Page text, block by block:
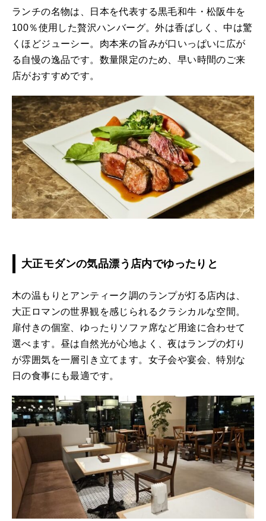
ランチの名物は、日本を代表する黒毛和牛・松阪牛を
100％使用した贅沢ハンバーグ。外は香ばしく、中は驚
くほどジューシー。肉本来の旨みが口いっぱいに広が
る自慢の逸品です。数量限定のため、早い時間のご来
店がおすすめです。
大正モダンの気品漂う店内でゆったりと
木の温もりとアンティーク調のランプが灯る店内は、
大正ロマンの世界観を感じられるクラシカルな空間。
扉付きの個室、ゆったりソファ席など用途に合わせて
選べます。昼は自然光が心地よく、夜はランプの灯り
が雰囲気を一層引き立てます。女子会や宴会、特別な
日の食事にも最適です。